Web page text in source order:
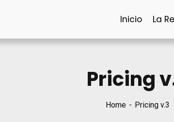
Inicio La
Pricing
Home Pricing v.3